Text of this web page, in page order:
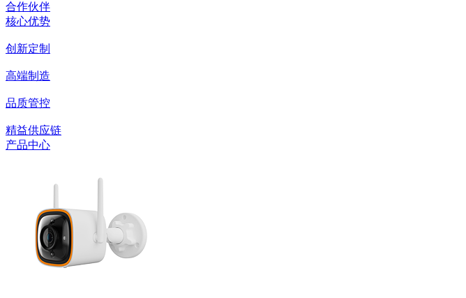
合作伙伴
核心优势
创新定制
高端制造
品质管控
精益供应链
产品中心